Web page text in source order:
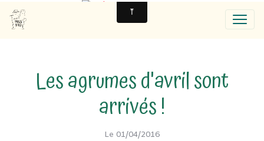
Les agrumes d'avril sont
arrivés !
Le 01/04/2016